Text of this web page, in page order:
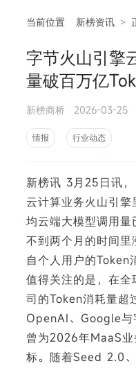
当前位置 新榜资讯 >
字节火山引擎
量破百万亿
新榜商桥 2026-03-25
情报 行业动态
新榜讯 3月25日讯
云计算业务火山引
均云端大模型调用
不到两个月的时间
自个人用户的Token
值得关注的是，在
司的Token消耗量超
OpenAI、Google与
曾为2026年MaaS业
标。随着Seed 2.0